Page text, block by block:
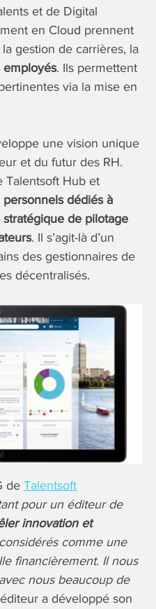
et de Digital
en Cloud prennent
gestion de carrières, la
employés. Ils permettent
via la mise en
une vision unique
et du futur des RH.
Talentsoft Hub et
personnels dédiés à
de pilotage
. Il s’agit-là d’un
des gestionnaires de
décentralisés.
de Talentsoft
pour un éditeur de
innovation et
comme une
financièrement. Il nous
nous beaucoup de
a développé son